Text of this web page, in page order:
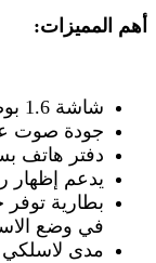
أهم المميزات:
شاشة 1.6 بوصة سهلة القراءة بإضاءة خلفية
جودة صوت
دفتر هاتف بسعة 50
يدعم إظهار
في وضع
مدى لاسلكي يصل إلى 300